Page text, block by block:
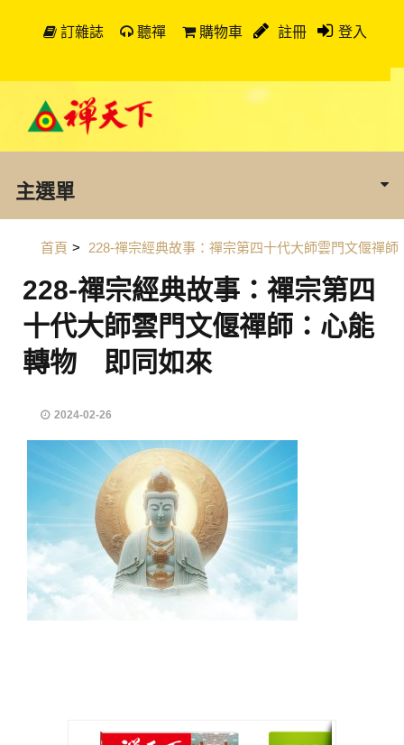
訂雜誌 聽禪 購物車 註冊 登入
主選單
首頁 > 228-禪宗經典故事：禪宗第四十代大師雲門文偃禪師
228-禪宗經典故事：禪宗第四
十代大師雲門文偃禪師：心能
轉物 即同如來
2024-02-26